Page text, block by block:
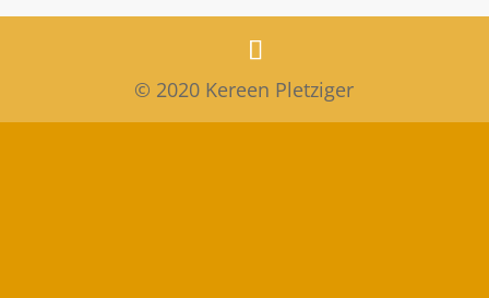
© 2020 Kereen Pletziger